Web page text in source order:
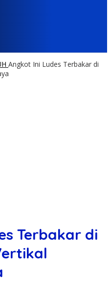
Angkot Ini Ludes Terbakar di
Terbakar di